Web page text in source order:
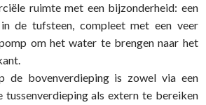
ruimte met een bijzonderheid: een
de tufsteen, compleet met een veer
om het water te brengen naar het
de bovenverdieping is zowel via een
tussenverdieping als extern te bereiken